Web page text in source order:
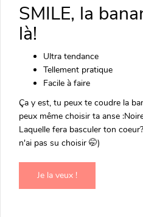
SMILE, la
là!
Ultra tendance
Tellement pratique
Facile à faire
Ça y est, tu peux te coudre la
peux même choisir ta anse
Laquelle fera basculer ton
n'ai pas su choisir 🤭)
Je la veux !